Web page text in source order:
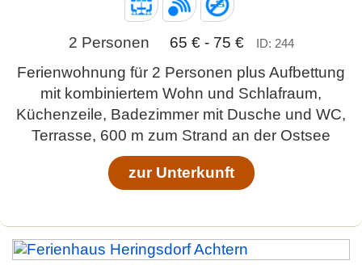
2 Personen 65 € - 75 € ID: 244
Ferienwohnung für 2 Personen plus Aufbettung
mit kombiniertem Wohn und Schlafraum,
Küchenzeile, Badezimmer mit Dusche und WC,
Terrasse, 600 m zum Strand an der Ostsee
zur Unterkunft